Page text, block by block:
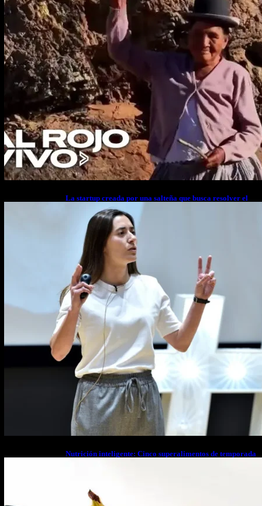
La startup creada por una salteña que busca resolver el
estrés financiero en Latinoamérica
Nutrición inteligente: Cinco superalimentos de temporada